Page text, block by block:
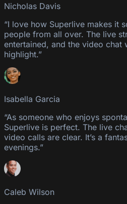
Nicholas Davis
“I love how Superlive makes it
people from all over. The live
entertained, and the video chat
highlight.”
Isabella Garcia
“As someone who enjoys
Superlive is perfect. The live
video calls are clear. It’s a
evenings.”
Caleb Wilson